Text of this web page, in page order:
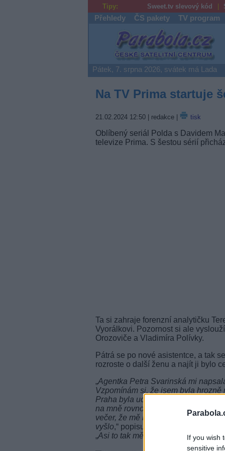
If you wish
sensitive
Tipy: Sweet.tv slevový kód
Přehledy ČS pakety TV program
Parabola.cz
Pátek, 7. srpna 2026, svátek má Lada
Na TV Prima startuje
21.02.2024 12:50| redakce | tisk
Oblíbený seriál Polda s Davidem
televize Prima. S šestou sérií
Ta si zahraje forenzní analytičku
Vyorálkovi. Pozornost si ale
Orozoviče a Vladimíra Polívky.
Pátrá se po nové asistentce, a tak
rozroste o další ženu a najít ji bylo
„Agentka Petra Svarinská mi
Vzpomínám si, že jsem byla
Praha byla ucpaná. Když jsem
na mně rovnou zkouší kostýmy.
večer, že mě berou. Dali mi do ruky
vyšlo,“ popisuje svůj vstup do
„Asi to tak mělo být